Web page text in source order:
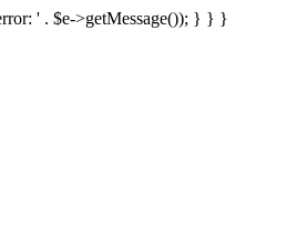
' . $e->getMessage()); } } }